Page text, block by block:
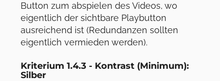
Button zum abspielen des Videos, wo
eigentlich der sichtbare Playbutton
ausreichend ist (Redundanzen sollten
eigentlich vermieden werden).
Kriterium 1.4.3 - Kontrast (Minimum):
Silber